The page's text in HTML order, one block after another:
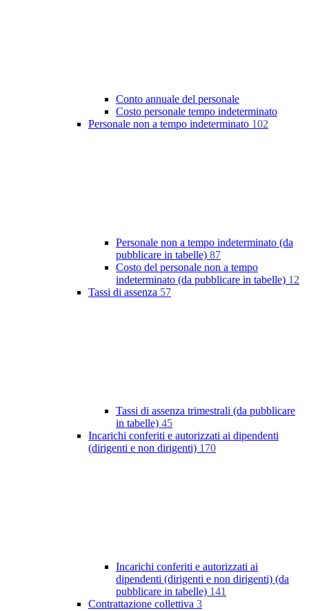
Conto annuale del personale
Costo personale tempo indeterminato
Personale non a tempo indeterminato 102
Personale non a tempo indeterminato (da
pubblicare in tabelle) 87
Costo del personale non a tempo
indeterminato (da pubblicare in tabelle) 12
Tassi di assenza 57
Tassi di assenza trimestrali (da pubblicare
in tabelle) 45
Incarichi conferiti e autorizzati ai dipendenti
(dirigenti e non dirigenti) 170
Incarichi conferiti e autorizzati ai
dipendenti (dirigenti e non dirigenti) (da
pubblicare in tabelle) 141
Contrattazione collettiva 3